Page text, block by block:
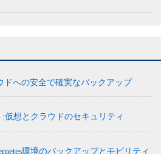
ドへの安全で確実なバックアップ
仮想とクラウドのセキュリティ
環境のバックアップとモビリティ